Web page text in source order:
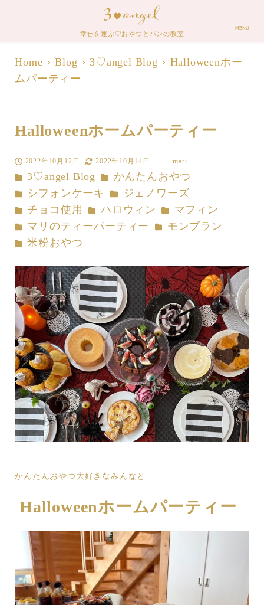
幸せを運ぶ♡おやつとパンの教室
MENU
Home Blog 3♡angel Blog
Halloweenホー
ムパーティー
Halloweenホームパーティー
投稿日
2022年10月12日
更新日
2022年10月14日
者
mari
カテゴリー
3♡angel Blog カテゴリー
かんたんおやつ
カテゴリー
シフォンケーキ カテゴリー
ジェノワーズ
カテゴリー
チョコ使用 カテゴリー
ハロウィン カテゴリー
マフィン
カテゴリー
マリのティーパーティー カテゴリー
モンブラン
カテゴリー
米粉おやつ
かんたんおやつ大好きなみんなと
Halloweenホームパーティー